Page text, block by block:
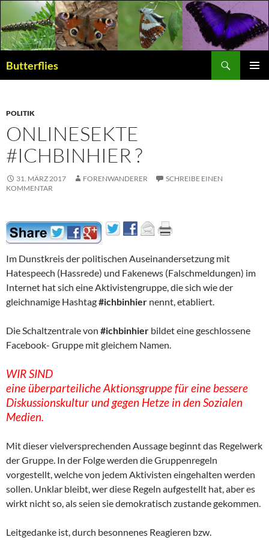
Butterflies
POLITIK
ONLINESEKTE
#ICHBINHIER ?
31. MÄRZ 2017 FORENWANDERER
SCHREIBE EINEN
KOMMENTAR
Im Dunstkreis der politischen Auseinandersetzung mit
Hatespeech (Hassrede) und Fakenews (Falschmeldungen) im
Internet hat sich eine Aktivistengruppe, die sich wie der
gleichnamige Hashtag#ichbinhier nennt, etabliert.
Die Schaltzentrale von #ichbinhier bildet eine geschlossene
Facebook- Gruppe mit gleichem Namen.
WIR SIND
eine überparteiliche Aktionsgruppe für eine bessere
Diskussionskultur und gegen Hetze in den Sozialen
Medien.
Mit dieser vielversprechenden Aussage beginnt das Regelwerk
der Gruppe. In der Folge werden die Gruppenregeln
vorgestellt, welche von jedem Aktivisten eingehalten werden
sollen. Unklar bleibt, wer diese Regeln aufgestellt hat, aber es
wirkt nicht so, als seien sie demokratisch zustande gekommen.
Leitgedanke ist, durch besonnenes Reagieren bzw.